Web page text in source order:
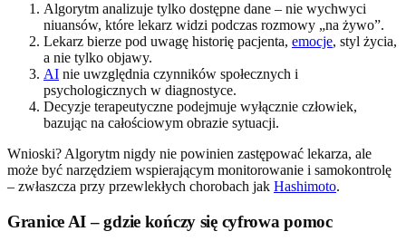
Algorytm analizuje tylko dostępne dane – nie wychwyci
niuansów, które lekarz widzi podczas rozmowy „na żywo”.
Lekarz bierze pod uwagę historię pacjenta, emocje, styl życia,
a nie tylko objawy.
AI nie uwzględnia czynników społecznych i
psychologicznych w diagnostyce.
Decyzje terapeutyczne podejmuje wyłącznie człowiek,
bazując na całościowym obrazie sytuacji.
Wnioski? Algorytm nigdy nie powinien zastępować lekarza, ale
może być narzędziem wspierającym monitorowanie i samokontrolę
– zwłaszcza przy przewlekłych chorobach jak Hashimoto.
Granice AI – gdzie kończy się cyfrowa pomoc